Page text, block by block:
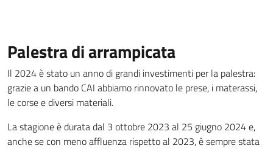
Palestra di arrampicata
Il 2024 è stato un anno di grandi investimenti per la palestra:
grazie a un bando CAI abbiamo rinnovato le prese, i materassi,
le corse e diversi materiali.
La stagione è durata dal 3 ottobre 2023 al 25 giugno 2024 e,
anche se con meno affluenza rispetto al 2023, è sempre stata